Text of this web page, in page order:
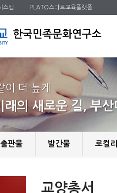
한국민족문화연구소
스템 PLATO스마트교육플랫폼
이 더 높게
래의 새로운 길, 부산
출판물 발간물 로컬
교양총서